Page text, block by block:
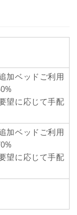
加ベッドご利用
望に応じて手配
加ベッドご利用
望に応じて手配